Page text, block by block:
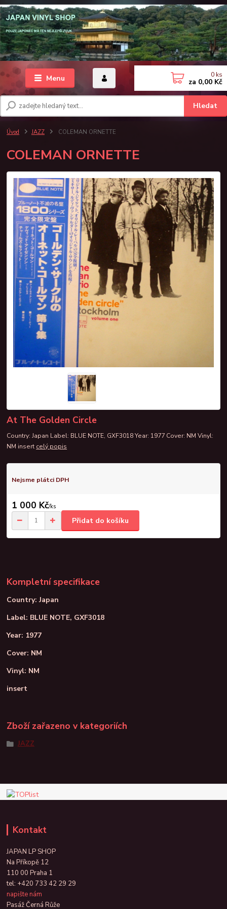
Menu
Hledat
0 ks
za 0,00 Kč
Úvod JAZZ COLEMAN ORNETTE
COLEMAN ORNETTE
At The Golden Circle
Country: Japan Label: BLUE NOTE, GXF3018 Year: 1977 Cover: NM Vinyl:
NM insert celý popis
Nejsme plátci DPH
1 000 Kč/ks
Přidat do košíku
Kompletní specifikace
Country: Japan
Label: BLUE NOTE, GXF3018
Year: 1977
Cover: NM
Vinyl: NM
insert
Zboží zařazeno v kategoriích
JAZZ
Kontakt
JAPAN LP SHOP
Na Příkopě 12
110 00 Praha 1
tel: +420 733 42 29 29
napište nám
Pasáž Černá Růže